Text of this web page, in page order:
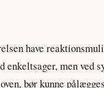
have
enkeltsager, men
bør kunne